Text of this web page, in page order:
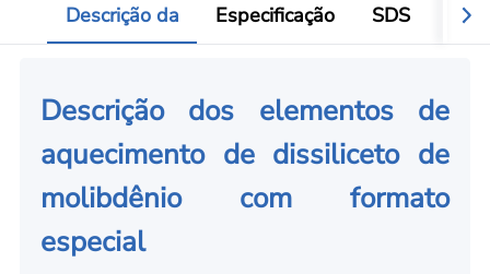
Descrição da Especificação SDS
Descrição dos elementos de
aquecimento de dissiliceto de
molibdênio com formato
especial